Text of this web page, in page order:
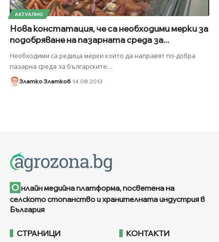
АКТУАЛНО
Нова констатация, че са необходими мерки за
подобряване на пазарната среда за...
Необходими са редица мерки които да направят по-добра
пазарна среда за българските…
Златко Златков 14.08.2013
О нлайн медийна платформа, посветена на
селското стопанство и хранителната индустрия в
България
СТРАНИЦИ КОНТАКТИ